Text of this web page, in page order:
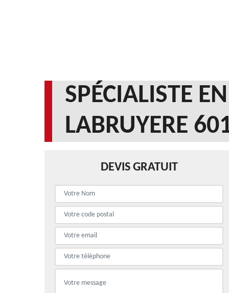
SPÉCIALISTE
LABRUYERE
DEVIS GRATUIT